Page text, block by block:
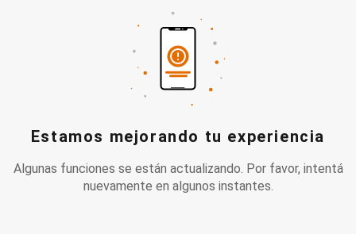
Estamos mejorando tu experiencia
Algunas funciones se están actualizando. Por favor, intentá
nuevamente en algunos instantes.